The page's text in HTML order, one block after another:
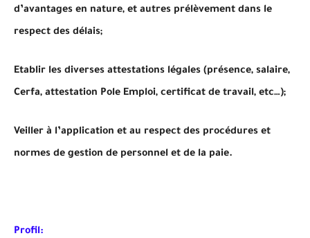
d’avantages en nature, et autres prélèvement dans le
respect des délais;
Etablir les diverses attestations légales (présence, salaire,
Cerfa, attestation Pole Emploi, certificat de travail, etc…);
Veiller à l’application et au respect des procédures et
normes de gestion de personnel et de la paie.
Profil: